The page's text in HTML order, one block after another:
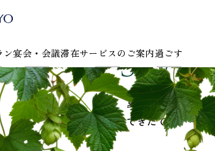
ン宴会・会議滞在サービスのご案内過ごす
夏の果実を
できたてスイーツで